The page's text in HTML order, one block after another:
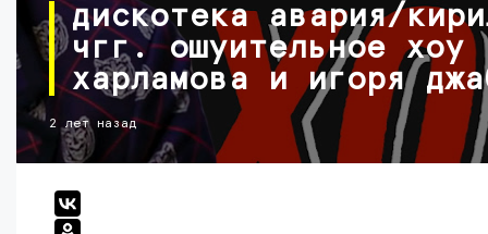
дискотека авария/
чгг. ошуительное хоу
харламова и игоря
2 лет назад